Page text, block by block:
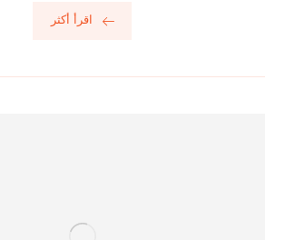
اقرأ أكثر